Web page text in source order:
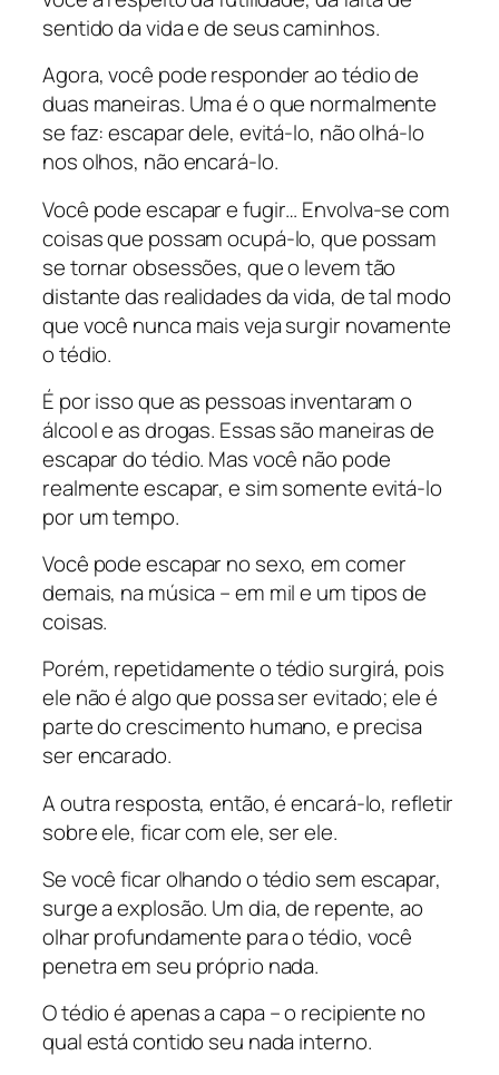
sentido da vida e de seus caminhos.
Agora, você pode responder ao tédio de
duas maneiras. Uma é o que normalmente
se faz: escapar dele, evitá-lo, não olhá-lo
nos olhos, não encará-lo.
Você pode escapar e fugir… Envolva-se com
coisas que possam ocupá-lo, que possam
se tornar obsessões, que o levem tão
distante das realidades da vida, de tal modo
que você nunca mais veja surgir novamente
o tédio.
É por isso que as pessoas inventaram o
álcool e as drogas. Essas são maneiras de
escapar do tédio. Mas você não pode
realmente escapar, e sim somente evitá-lo
por um tempo.
Você pode escapar no sexo, em comer
demais, na música – em mil e um tipos de
coisas.
Porém, repetidamente o tédio surgirá, pois
ele não é algo que possa ser evitado; ele é
parte do crescimento humano, e precisa
ser encarado.
A outra resposta, então, é encará-lo, refletir
sobre ele, ficar com ele, ser ele.
Se você ficar olhando o tédio sem escapar,
surge a explosão. Um dia, de repente, ao
olhar profundamente para o tédio, você
penetra em seu próprio nada.
O tédio é apenas a capa – o recipiente no
qual está contido seu nada interno.